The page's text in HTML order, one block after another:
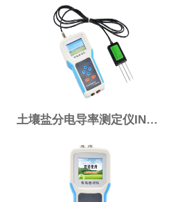
土壤盐分电导率测定仪IN-TY